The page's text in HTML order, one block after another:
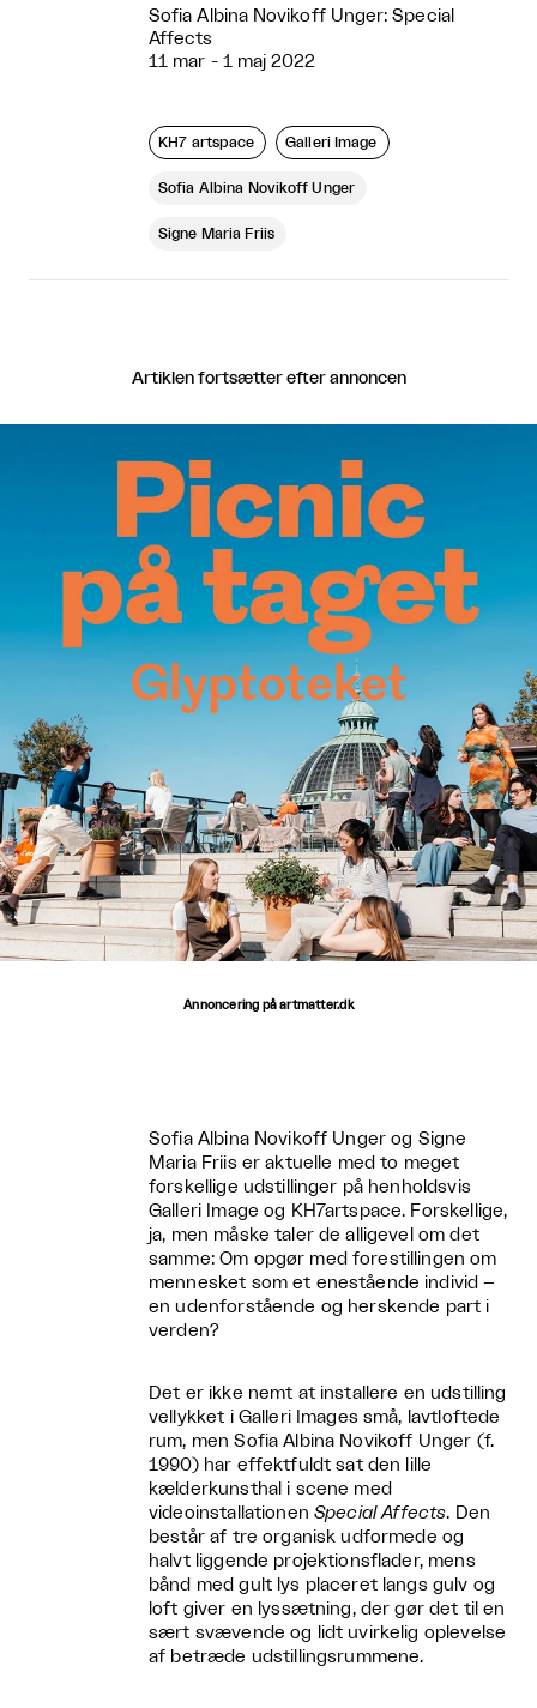
Sofia Albina Novikoff Unger: Special
Affects
11 mar - 1 maj 2022
KH7 artspace Galleri Image
Sofia Albina Novikoff Unger
Signe Maria Friis
Artiklen fortsætter efter annoncen
Annoncering på artmatter.dk
Sofia Albina Novikoff Unger og Signe
Maria Friis er aktuelle med to meget
forskellige udstillinger på henholdsvis
Galleri Image og KH7artspace. Forskellige,
ja, men måske taler de alligevel om det
samme: Om opgør med forestillingen om
mennesket som et enestående individ –
en udenforstående og herskende part i
verden?
Det er ikke nemt at installere en udstilling
vellykket i Galleri Images små, lavtloftede
rum, men Sofia Albina Novikoff Unger (f.
1990) har effektfuldt sat den lille
kælderkunsthal i scene med
videoinstallationenSpecial Affects. Den
består af tre organisk udformede og
halvt liggende projektionsflader, mens
bånd med gult lys placeret langs gulv og
loft giver en lyssætning, der gør det til en
sært svævende og lidt uvirkelig oplevelse
af betræde udstillingsrummene.